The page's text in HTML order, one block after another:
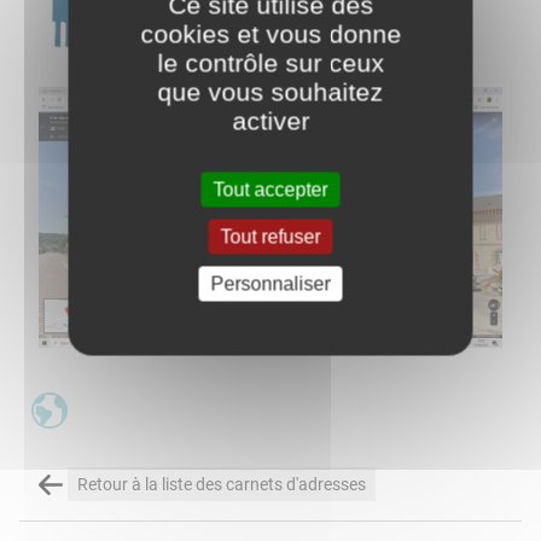
Retour à la liste des carnets d'adresses
cookies et vous donne
le contrôle sur ceux
que vous souhaitez
activer
Tout accepter
Tout refuser
Personnaliser